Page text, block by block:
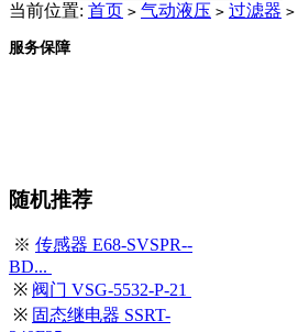
当前位置: 首页 > 气动液压 > 过滤器 >
服务保障
随机推荐
※ 传感器 E68-SVSPR--
BD...
※ 阀门 VSG-5532-P-21
※ 固态继电器 SSRT-